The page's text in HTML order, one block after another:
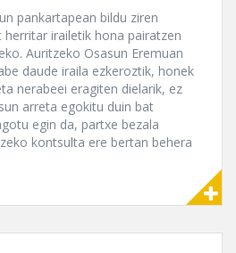
pankartapean bildu ziren
irailetik hona pairatzen
Auritzeko Osasun Eremuan
daude iraila ezkeroztik, honek
nerabeei eragiten dielarik, ez
arreta egokitu duin bat
egin da, partxe bezala
kontsulta ere bertan behera